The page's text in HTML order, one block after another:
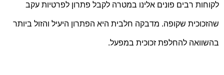
לקוחות רבים פונים אלינו במטרה לקבל פתרון לפרטיות עקב
שהזכוכית שקופה. מדבקה חלבית היא הפתרון היעיל והזול ביותר
בהשוואה להחלפת זכוכית במפעל.